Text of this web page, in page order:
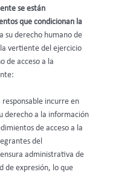
se están
que condicionan la
su derecho humano de
vertiente del ejercicio
de acceso a la
responsable incurre en
derecho a la información
de acceso a la
del
administrativa de
de expresión, lo que